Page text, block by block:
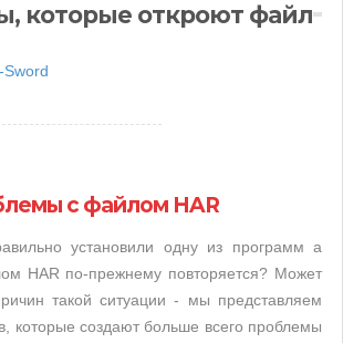
которые откроют файл
Sword
с файлом HAR
установили одну из программ а
HAR по-прежнему повторяется? Может
такой ситуации - мы представляем
которые создают больше всего проблемы